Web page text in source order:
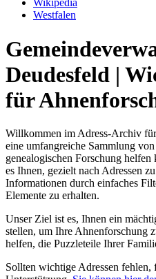
Wikipedia
Westfalen
Deudesfeld |
für
Willkommen im Adress-Archiv
eine umfangreiche Sammlung
genealogischen Forschung
es Ihnen, gezielt nach Adressen
Informationen durch einfaches
Elemente zu erhalten.
Unser Ziel ist es, Ihnen ein
stellen, um Ihre Ahnenforschung
helfen, die Puzzleteile Ihrer
Sollten wichtige Adressen fehlen,